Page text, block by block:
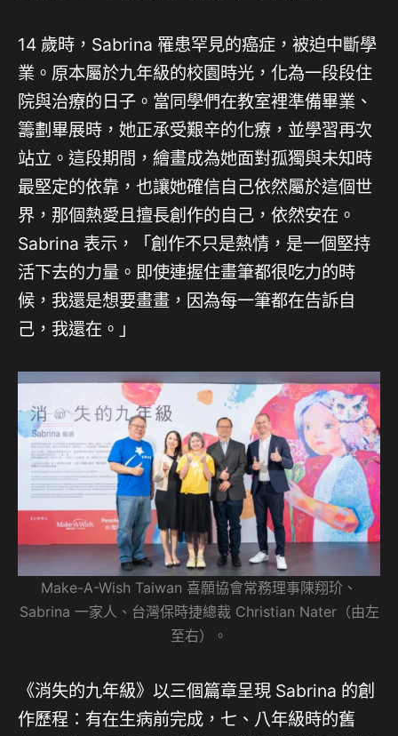
14 歲時，Sabrina 罹患罕見的癌症，被迫中斷學
業。原本屬於九年級的校園時光，化為一段段住
院與治療的日子。當同學們在教室裡準備畢業、
籌劃畢展時，她正承受艱辛的化療，並學習再次
站立。這段期間，繪畫成為她面對孤獨與未知時
最堅定的依靠，也讓她確信自己依然屬於這個世
界，那個熱愛且擅長創作的自己，依然安在。
Sabrina 表示，「創作不只是熱情，是一個堅持
活下去的力量。即使連握住畫筆都很吃力的時
候，我還是想要畫畫，因為每一筆都在告訴自
己，我還在。」
Make-A-Wish Taiwan 喜願協會常務理事陳翔玠、
Sabrina 一家人、台灣保時捷總裁 Christian Nater（由左
至右）。
《消失的九年級》以三個篇章呈現 Sabrina 的創
作歷程：有在生病前完成，七、八年級時的舊